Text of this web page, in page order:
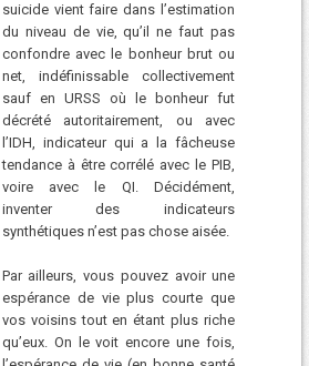
suicide vient faire dans l’estimation
du niveau de vie, qu’il ne faut pas
confondre avec le bonheur brut ou
net, indéfinissable collectivement
sauf en URSS où le bonheur fut
décrété autoritairement, ou avec
l’IDH, indicateur qui a la fâcheuse
tendance à être corrélé avec le PIB,
voire avec le QI. Décidément,
inventer des indicateurs
synthétiques n’est pas chose aisée.
Par ailleurs, vous pouvez avoir une
espérance de vie plus courte que
vos voisins tout en étant plus riche
qu’eux. On le voit encore une fois,